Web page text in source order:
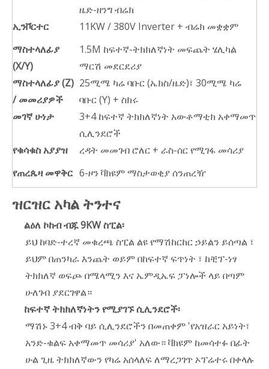
ዜድ-ዘንግ ብሬክ
ኢንቮርተር
11KW / 380V Inverter + ብሬክ መቋቋም
ማስተላለፊያ
(X/Y)
1.5M ከፍተኛ-ትክክለኛነት መፍጨት ሄሊካል
ማርሽ መደርደሪያ
ማስተላለፊያ (Z)
/ መመሪያዎች
25ሚሜ ካሬ ባቡር (ኤክስ/ዜድ)፣ 30ሚሜ ካሬ
ባቡር (Y) + ስክሩ
መገኛ ሁነታ
3+4 ከፍተኛ ትክክለኛነት አውቶማቲክ አቀማመጥ
ሲሊንደሮች
የቁሳቁስ አያያዝ
ረዳት መመገብ ሮለር + ራስ-ሰር የሚገፋ መሳሪያ
የጠረጴዛ መዋቅር 6-ዞን ቫክዩም ማስታወቂያ ሰንጠረዥ
ዝርዝር አካል ትንተና
ልዕለ ኮከብ ብጁ 9KW ስፒል፡
ይህ ከባድ-ተረኛ መቁረጫ ስፒል ልዩ የማሽከርከር ኃይልን ይሰጣል ፣
ይህም በጠንካራ እንጨት ወይም በከፍተኛ ፍጥነት ፣ ከቺፕ-ነፃ
ትክክለኛ ወፍጮ በሜላሚን እና ኤምዲኤፍ ፓነሎች ላይ በጣም
ሁለገብ ያደርገዋል።
ከፍተኛ ትክክለኛነትን የሚያገኙ ሲሊንደሮች፡
ማሽኑ 3+4 ብቅ ባይ ሲሊንደሮችን በመጠቀም 'የአዝራር አይነት፣
አንድ-ቁልፍ አቀማመጥ መሳሪያ' አለው። ቫክዩም ከመሳተፉ በፊት
ሁል ጊዜ ትክክለኛውን የካሬ አሰላለፍ ለማረጋገጥ ኦፕሬተሩ በቀላሉ